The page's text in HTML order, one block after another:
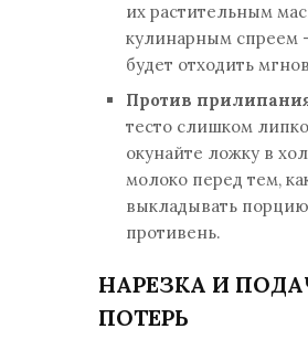
их растительным
кулинарным спреем
будет отходить
Против
тесто слишком
окунайте ложку в
молоко перед тем,
выкладывать
противень.
НАРЕЗКА И
ПОТЕРЬ